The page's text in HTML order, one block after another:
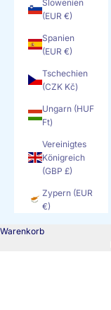
Slowenien
(EUR €)
Spanien
(EUR €)
Tschechien
(CZK Kč)
Ungarn (HUF
Ft)
Vereinigtes
Königreich
(GBP £)
Zypern (EUR
€)
Warenkorb